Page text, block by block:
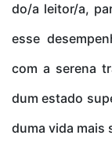
do/a leitor/a,
esse
com a serena
dum estado
duma vida mais